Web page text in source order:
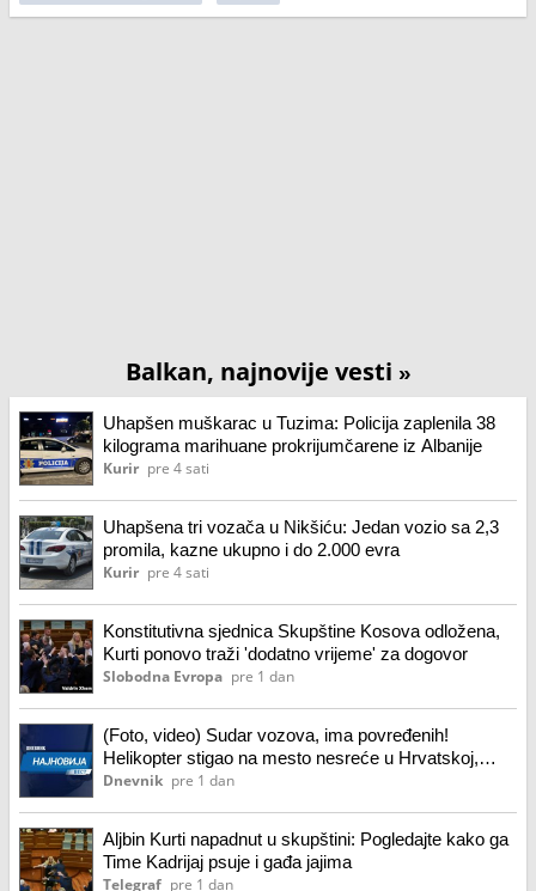
Balkan, najnovije vesti »
Uhapšen muškarac u Tuzima: Policija zaplenila 38
kilograma marihuane prokrijumčarene iz Albanije
Kurir pre 4 sati
Uhapšena tri vozača u Nikšiću: Jedan vozio sa 2,3
promila, kazne ukupno i do 2.000 evra
Kurir pre 4 sati
Konstitutivna sjednica Skupštine Kosova odložena,
Kurti ponovo traži 'dodatno vrijeme' za dogovor
Slobodna Evropa pre 1 dan
(Foto, video) Sudar vozova, ima povređenih!
Helikopter stigao na mesto nesreće u Hrvatskoj,
pruga zatvorena
Dnevnik pre 1 dan
Aljbin Kurti napadnut u skupštini: Pogledajte kako ga
Time Kadrijaj psuje i gađa jajima
Telegraf pre 1 dan